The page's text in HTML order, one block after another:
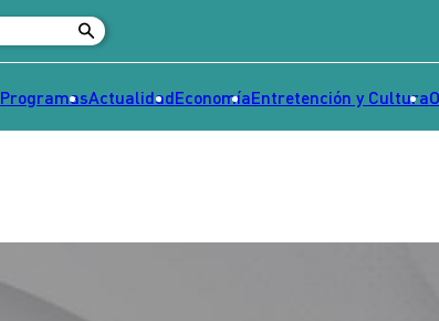
ProgramasActualidadEconomíaEntretención y Cultura